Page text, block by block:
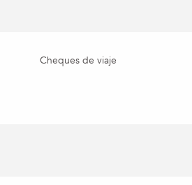
Cheques de viaje